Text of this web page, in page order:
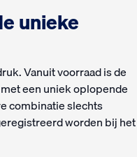
unieke
Vanuit voorraad is de
een uniek oplopende
combinatie slechts
worden bij het